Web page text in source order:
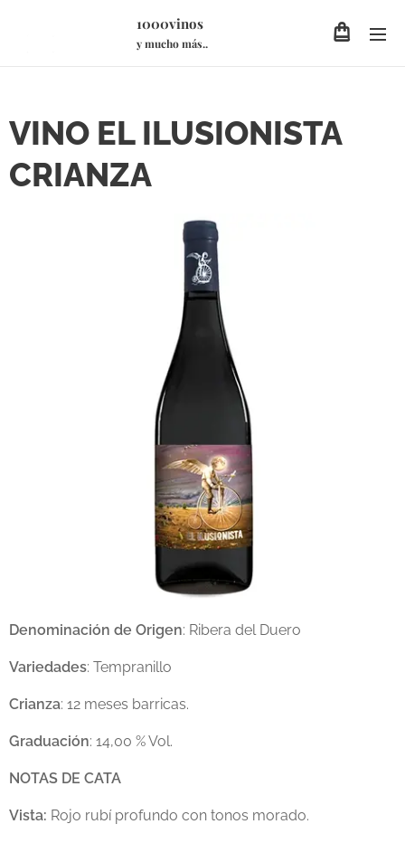
1000vinos
y mucho más..
VINO EL ILUSIONISTA
CRIANZA
Denominación de Origen: Ribera del Duero
Variedades: Tempranillo
Crianza: 12 meses barricas.
Graduación: 14,00 % Vol.
NOTAS DE CATA
Vista: Rojo rubí profundo con tonos morado.